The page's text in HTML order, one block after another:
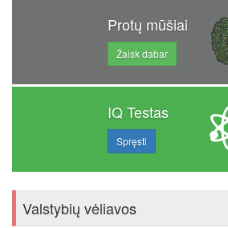
Protų mūšiai
Žaisk dabar
IQ Testas
Spręsti
Valstybių vėliavos